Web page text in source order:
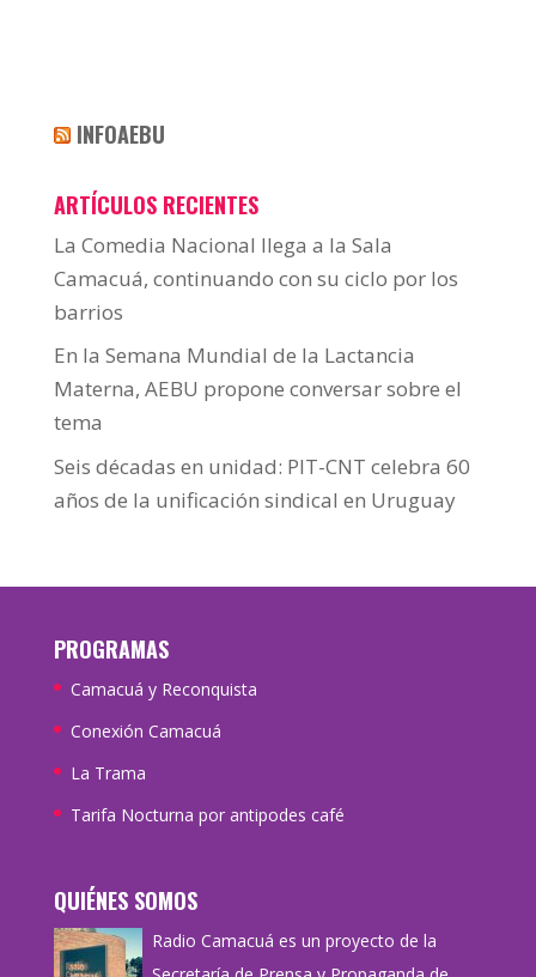
INFOAEBU
ARTÍCULOS RECIENTES
La Comedia Nacional llega a la Sala
Camacuá, continuando con su ciclo por los
barrios
En la Semana Mundial de la Lactancia
Materna, AEBU propone conversar sobre el
tema
Seis décadas en unidad: PIT-CNT celebra 60
años de la unificación sindical en Uruguay
PROGRAMAS
Camacuá y Reconquista
Conexión Camacuá
La Trama
Tarifa Nocturna por antipodes café
QUIÉNES SOMOS
Radio Camacuá es un proyecto de la